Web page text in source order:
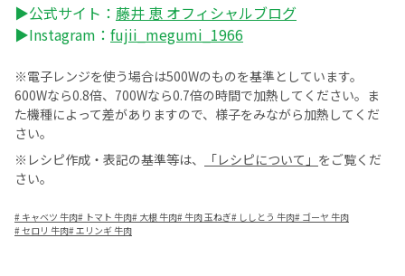
▶公式サイト： 藤井 恵 オフィシャルブログ
▶Instagram： fujii_megumi_1966
※電子レンジを使う場合は500Wのものを基準としています。
600Wなら0.8倍、700Wなら0.7倍の時間で加熱してください。ま
た機種によって差がありますので、様子をみながら加熱してくだ
さい。
※レシピ作成・表記の基準等は、
「レシピについて」 をご覧くだ
さい。
# キャベツ 牛肉# トマト 牛肉# 大根 牛肉#牛肉 玉ねぎ# ししとう 牛肉# ゴーヤ 牛肉
#セロリ 牛肉#エリンギ 牛肉